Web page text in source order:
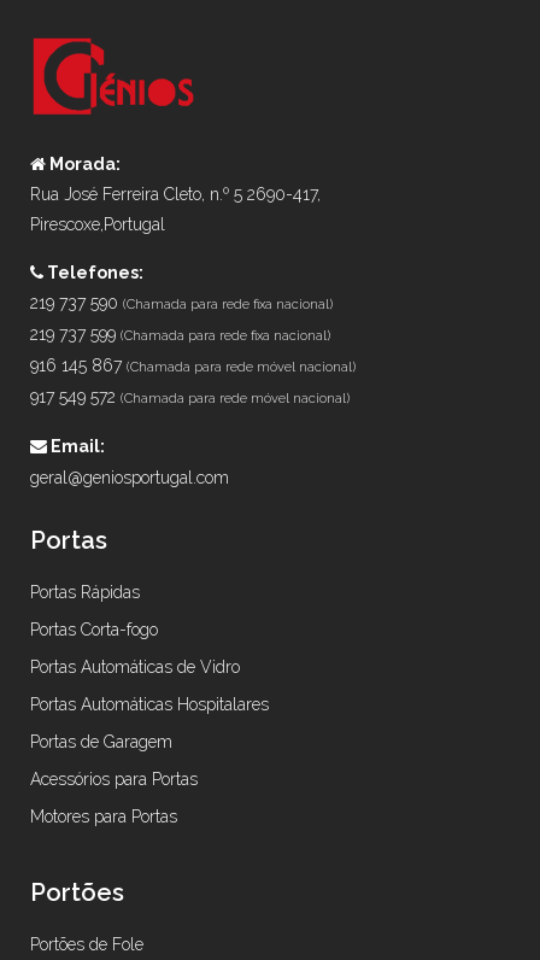
Morada:
Rua José Ferreira Cleto, n.º 5 2690-417,
Pirescoxe,Portugal
Telefones:
219 737 590 (Chamada para rede fixa nacional)
219 737 599 (Chamada para rede fixa nacional)
916 145 867 (Chamada para rede móvel nacional)
917 549 572 (Chamada para rede móvel nacional)
Email:
geral@geniosportugal.com
Portas
Portas Rápidas
Portas Corta-fogo
Portas Automáticas de Vidro
Portas Automáticas Hospitalares
Portas de Garagem
Acessórios para Portas
Motores para Portas
Portões
Portões de Fole